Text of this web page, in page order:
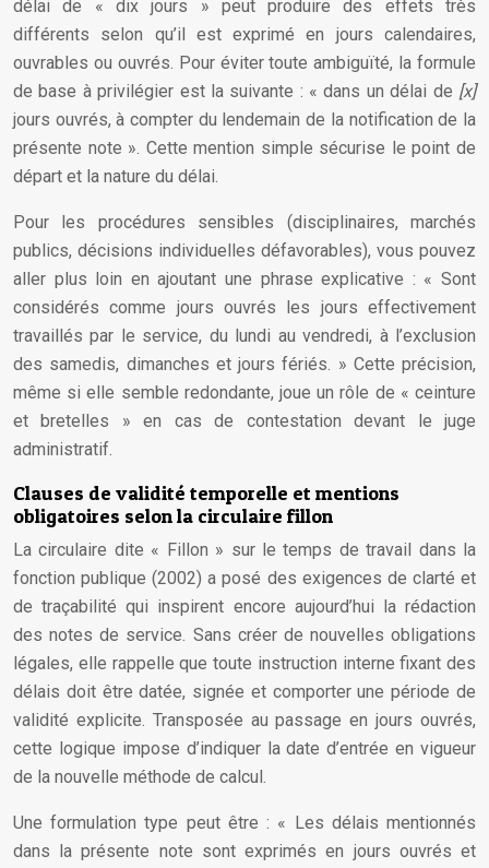
délai de « dix jours » peut produire des effets très
différents selon qu’il est exprimé en jours calendaires,
ouvrables ou ouvrés. Pour éviter toute ambiguïté, la formule
de base à privilégier est la suivante : « dans un délai de [x]
jours ouvrés, à compter du lendemain de la notification de la
présente note ». Cette mention simple sécurise le point de
départ et la nature du délai.
Pour les procédures sensibles (disciplinaires, marchés
publics, décisions individuelles défavorables), vous pouvez
aller plus loin en ajoutant une phrase explicative : « Sont
considérés comme jours ouvrés les jours effectivement
travaillés par le service, du lundi au vendredi, à l’exclusion
des samedis, dimanches et jours fériés. » Cette précision,
même si elle semble redondante, joue un rôle de « ceinture
et bretelles » en cas de contestation devant le juge
administratif.
Clauses de validité temporelle et mentions
obligatoires selon la circulaire fillon
La circulaire dite « Fillon » sur le temps de travail dans la
fonction publique (2002) a posé des exigences de clarté et
de traçabilité qui inspirent encore aujourd’hui la rédaction
des notes de service. Sans créer de nouvelles obligations
légales, elle rappelle que toute instruction interne fixant des
délais doit être datée, signée et comporter une période de
validité explicite. Transposée au passage en jours ouvrés,
cette logique impose d’indiquer la date d’entrée en vigueur
de la nouvelle méthode de calcul.
Une formulation type peut être : « Les délais mentionnés
dans la présente note sont exprimés en jours ouvrés et